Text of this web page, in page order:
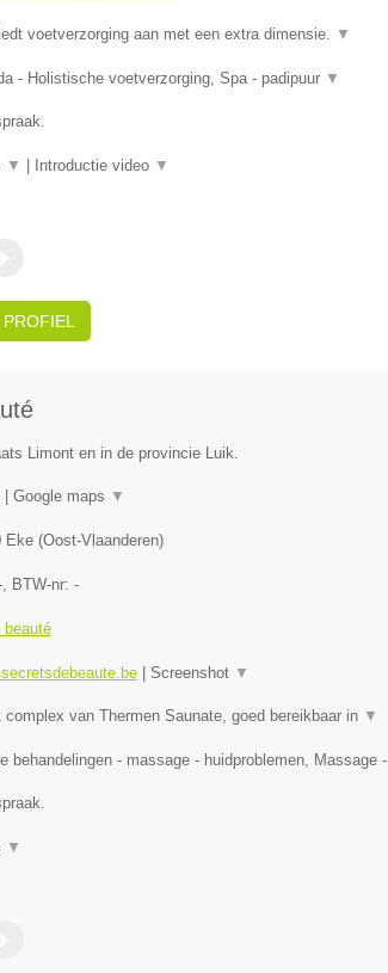
voetverzorging aan met een extra dimensie. ▼
- Holistische voetverzorging, Spa - padipuur ▼
▼ Introductie video ▼
Limont en in de provincie Luik.
| Google maps ▼
Eke(Oost-Vlaanderen)
, BTW-nr: -
beauté
| Screenshot ▼
van Thermen Saunate, goed bereikbaar in ▼
behandelingen - massage - huidproblemen, Massage -
▼